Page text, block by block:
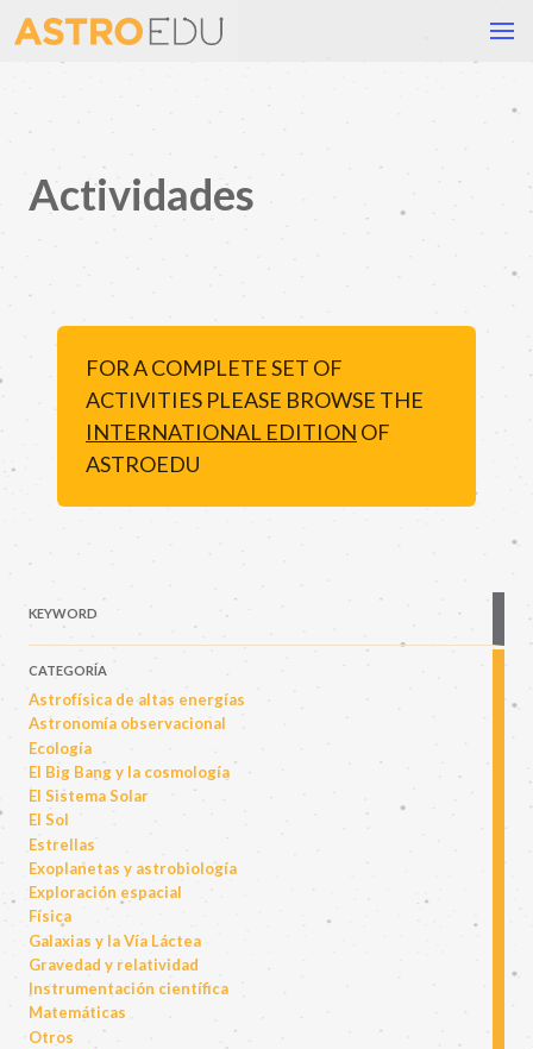
Actividades
FOR A COMPLETE SET OF
ACTIVITIES PLEASE BROWSE THE
INTERNATIONAL EDITION OF
ASTROEDU
KEYWORD
CATEGORÍA
Astrofísica de altas energías
Astronomía observacional
Ecología
El Big Bang y la cosmología
El Sistema Solar
El Sol
Estrellas
Exoplanetas y astrobiología
Exploración espacial
Física
Galaxias y la Vía Láctea
Gravedad y relatividad
Instrumentación científica
Matemáticas
Otros